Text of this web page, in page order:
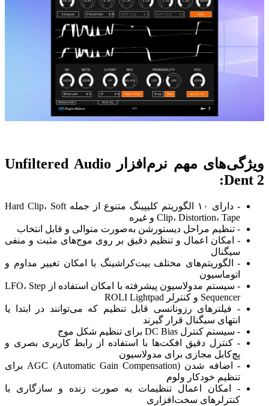
ویژگی‌های مهم نرم‌افزار Unfiltered Audio
Dent 2:
- دارای ۱۰ الگوریتم کلیپینگ متنوع از جمله Hard Clip، Soft
Clip، Distortion، Tape و غیره
- تنظیم مراحل دیستورشن به‌صورت متوالی و قابل انتخاب
- امکان اعمال و تنظیم دقیق بر روی موج‌های مثبت و منفی
سیگنال
- الگوریتم‌های مختلف بیت‌کراشینگ با امکان تغییر مداوم و
اتوماسیون
- سیستم مدولاسیون پیشرفته با امکان استفاده از LFO، Step
Sequencer و کنترلر ROLI Lightpad
- فیلترهای رزونانسی قابل تنظیم که می‌توانند در ابتدا یا
انتهای سیگنال قرار گیرند
- سیستم کنترل DC Bias برای تنظیم شکل موج
- کنترل دقیق افکت‌ها با استفاده از رابط کاربری بصری و
پچ‌کابل مجازی برای مدولاسیون
- اضافه شدن AGC (Automatic Gain Compensation) برای
تنظیم خودکار ولوم
- امکان اعمال تنظیمات به صورت زنده و سازگاری با
کنترلرهای سخت‌افزاری